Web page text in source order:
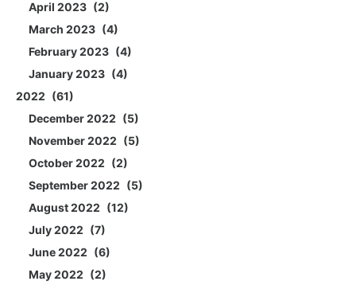
April 2023
2
March 2023
4
February 2023
4
January 2023
4
2022
61
December 2022
5
November 2022
5
October 2022
2
September 2022
5
August 2022
12
July 2022
7
June 2022
6
May 2022
2